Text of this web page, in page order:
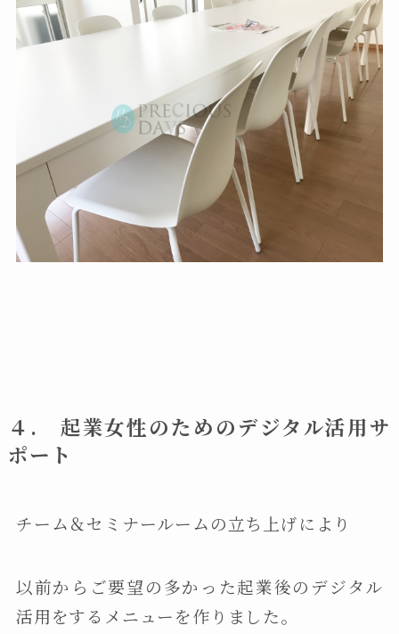
４. 起業女性のためのデジタル活用サ
ポート
チーム＆セミナールームの立ち上げにより
以前からご要望の多かった起業後のデジタル
活用をするメニューを作りました。